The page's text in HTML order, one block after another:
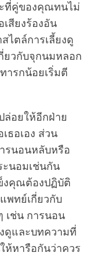
ที่คู่ของคุณทนไม่
สียงร้องอัน
ไตล์การเลี้ยงดู
ยวกับจุกนมหลอก
ารกน้อยเริ่มตี
ล่อยให้อีกฝ่าย
ธอเอง ส่วน
รนอนหลับหรือ
ะนอมเช่นกัน
งคุณต้องปฏิบัติ
พทย์เกี่ยวกับ
เช่น การนอน
ดูและบทความที่
ห้หารือกันว่าควร